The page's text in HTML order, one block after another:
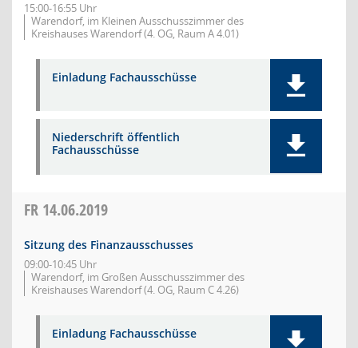
15:00-16:55 Uhr
Warendorf, im Kleinen Ausschusszimmer des
Kreishauses Warendorf (4. OG, Raum A 4.01)
Einladung Fachausschüsse
Niederschrift öffentlich
Fachausschüsse
FR 14.06.2019
Sitzung des Finanzausschusses
09:00-10:45 Uhr
Warendorf, im Großen Ausschusszimmer des
Kreishauses Warendorf (4. OG, Raum C 4.26)
Einladung Fachausschüsse